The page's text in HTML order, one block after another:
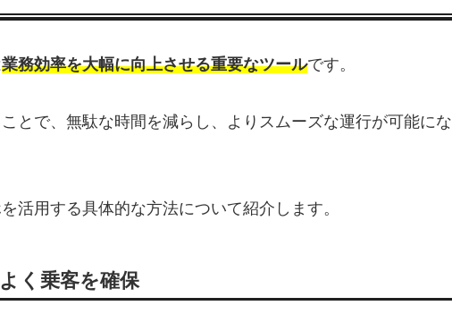
業務効率を大幅に向上させる重要なツールです。
とで、無駄な時間を減らし、よりスムーズな運行が可能にな
活用する具体的な方法について紹介します。
く乗客を確保